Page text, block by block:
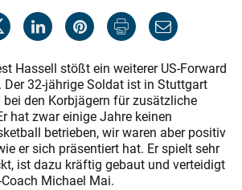
Hassell stößt ein weiterer US-Forward
32-jährige Soldat ist in Stuttgart
den Korbjägern für zusätzliche
hat zwar einige Jahre keinen
betrieben, wir waren aber positiv
er sich präsentiert hat. Er spielt sehr
ist dazu kräftig gebaut und verteidigt
Michael Mai.